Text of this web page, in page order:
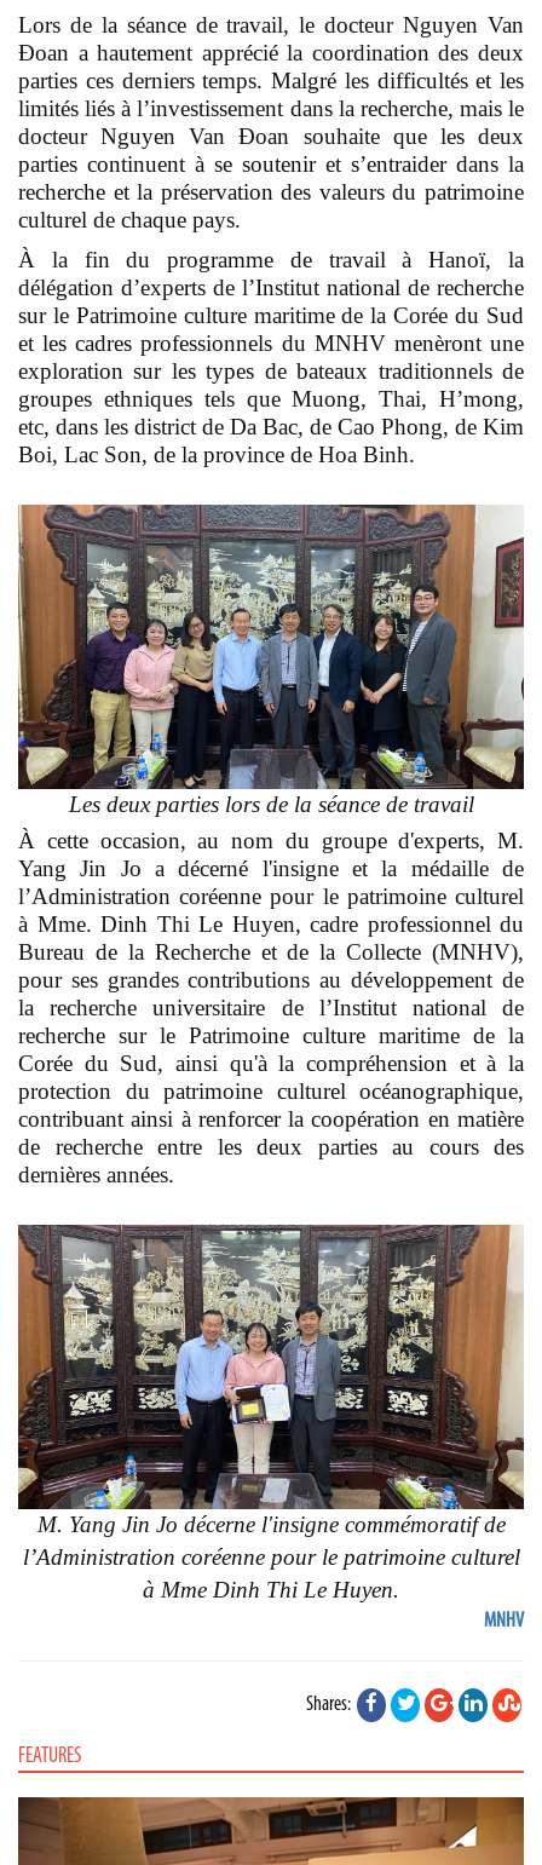
Lors de la séance de travail, le docteur Nguyen Van
Đoan a hautement apprécié la coordination des deux
parties ces derniers temps. Malgré les difficultés et les
limités liés à l’investissement dans la recherche, mais le
docteur Nguyen Van Đoan souhaite que les deux
parties continuent à se soutenir et s’entraider dans la
recherche et la préservation des valeurs du patrimoine
culturel de chaque pays.
À la fin du programme de travail à Hanoï, la
délégation d’experts de l’Institut national de recherche
sur le Patrimoine culture maritime de la Corée du Sud
et les cadres professionnels du MNHV menèront une
exploration sur les types de bateaux traditionnels de
groupes ethniques tels que Muong, Thai, H’mong,
etc, dans les district de Da Bac, de Cao Phong, de Kim
Boi, Lac Son, de la province de Hoa Binh.
Les deux parties lors de la séance de travail
À cette occasion, au nom du groupe d'experts, M.
Yang Jin Jo a décerné l'insigne et la médaille de
l’Administration coréenne pour le patrimoine culturel
à Mme. Dinh Thi Le Huyen, cadre professionnel du
Bureau de la Recherche et de la Collecte (MNHV),
pour ses grandes contributions au développement de
la recherche universitaire de l’Institut national de
recherche sur le Patrimoine culture maritime de la
Corée du Sud, ainsi qu'à la compréhension et à la
protection du patrimoine culturel océanographique,
contribuant ainsi à renforcer la coopération en matière
de recherche entre les deux parties au cours des
dernières années.
M. Yang Jin Jo décerne l'insigne commémoratif de
l’Administration coréenne pour le patrimoine culturel
à Mme Dinh Thi Le Huyen.
MNHV
Shares:
FEATURES